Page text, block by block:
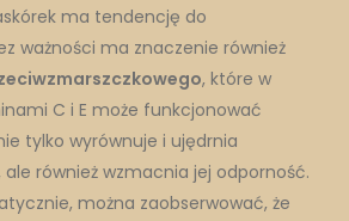
ma tendencję do
ważności ma znaczenie również
, które w
C i E może funkcjonować
tylko wyrównuje i ujędrnia
również wzmacnia jej odporność.
można zaobserwować, że